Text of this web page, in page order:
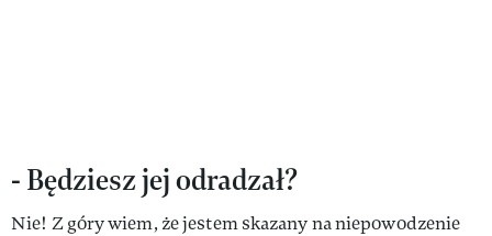
- Będziesz jej odradzał?
Nie! Z góry wiem, że jestem skazany na niepowodzenie